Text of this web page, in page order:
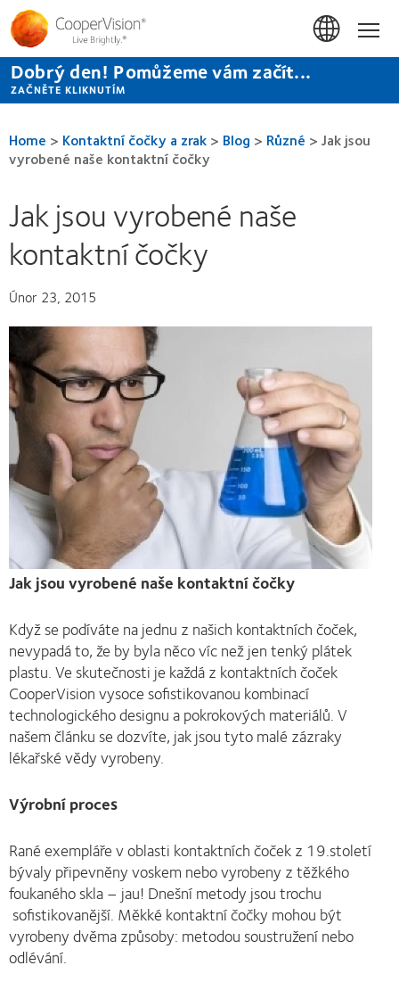
Přejít
hlavnímu
obsahu
Dobrý den! Pomůžeme vám začít...
ZAČNĚTE KLIKNUTÍM
Home > Kontaktní čočky a zrak > Blog > Různé > Jak jsou
vyrobené naše kontaktní čočky
Jak jsou vyrobené naše
kontaktní čočky
Únor 23, 2015
Jak jsou vyrobené naše kontaktní čočky
Když se podíváte na jednu z našich kontaktních čoček,
nevypadá to, že by byla něco víc než jen tenký plátek
plastu. Ve skutečnosti je každá z kontaktních čoček
CooperVision vysoce sofistikovanou kombinací
technologického designu a pokrokových materiálů. V
našem článku se dozvíte, jak jsou tyto malé zázraky
lékařské vědy vyrobeny.
Výrobní proces
Rané exempláře v oblasti kontaktních čoček z 19.století
bývaly připevněny voskem nebo vyrobeny z těžkého
foukaného skla – jau! Dnešní metody jsou trochu
sofistikovanější. Měkké kontaktní čočky mohou být
vyrobeny dvěma způsoby: metodou soustružení nebo
odlévání.